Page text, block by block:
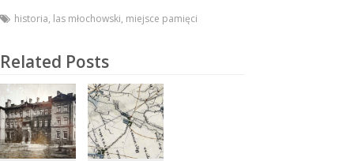
historia, las młochowski, miejsce pamięci
Related Posts